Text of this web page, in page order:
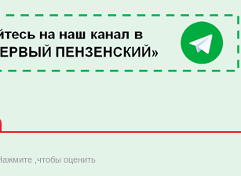
,чтобы оценить